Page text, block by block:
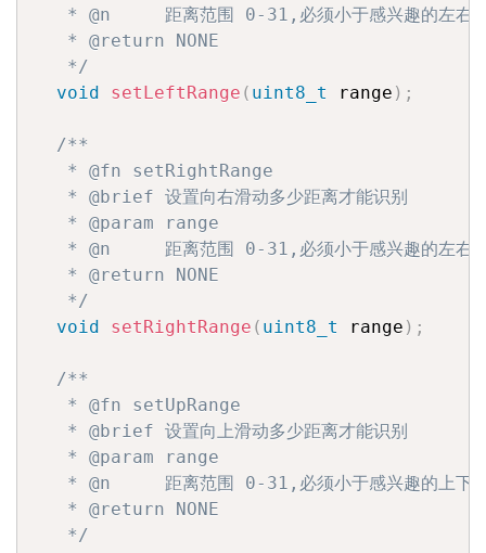
* @n     距离范围 0-31,必须小于感兴趣的左右
   * @return NONE
   */
void
setLeftRange ( uint8_t range ) ;
/**
   * @fn setRightRange
   * @brief 设置向右滑动多少距离才能识别
   * @param range
* @n     距离范围 0-31,必须小于感兴趣的左右
   * @return NONE
   */
void
setRightRange ( uint8_t range ) ;
/**
   * @fn setUpRange
   * @brief 设置向上滑动多少距离才能识别
   * @param range
* @n     距离范围 0-31,必须小于感兴趣的上下
   * @return NONE
   */